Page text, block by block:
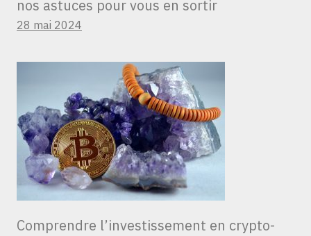
nos astuces pour vous en sortir
28 mai 2024
Comprendre l’investissement en crypto-